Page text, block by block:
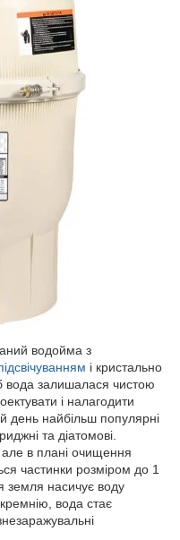
водойма з
і кристально
залишалася чистою
і налагодити
день найбільш популярні
та діатомові.
в плані очищення
частинки розміром до 1
земля насичує воду
вода стає